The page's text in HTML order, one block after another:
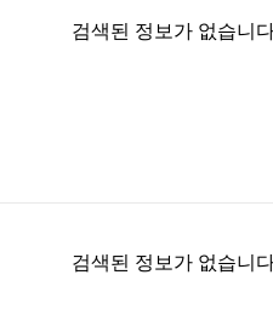
검색된 정보가 없습니
검색된 정보가 없습니